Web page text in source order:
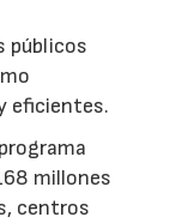
públicos
eficientes.
millones
centros